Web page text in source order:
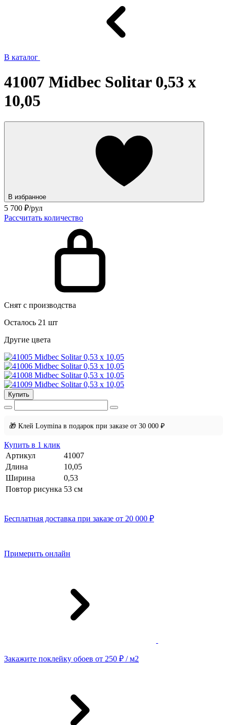
В каталог
41007 Midbec Solitar 0,53 x
10,05
В избранное
5 700 ₽/рул
Рассчитать количество
Снят с производства
Осталось 21 шт
Другие цвета
Купить
🎁 Клей Loymina в подарок при заказе от 30 000 ₽
Купить в 1 клик
Артикул
41007
Длина
10,05
Ширина
0,53
Повтор рисунка 53 см
Бесплатная доставка при заказе от 20 000 ₽
Примерить онлайн
Закажите поклейку обоев от 250 ₽ / м2